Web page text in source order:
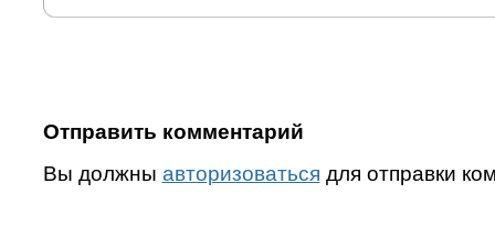
Отправить комментарий
Вы должны авторизоваться для отправки